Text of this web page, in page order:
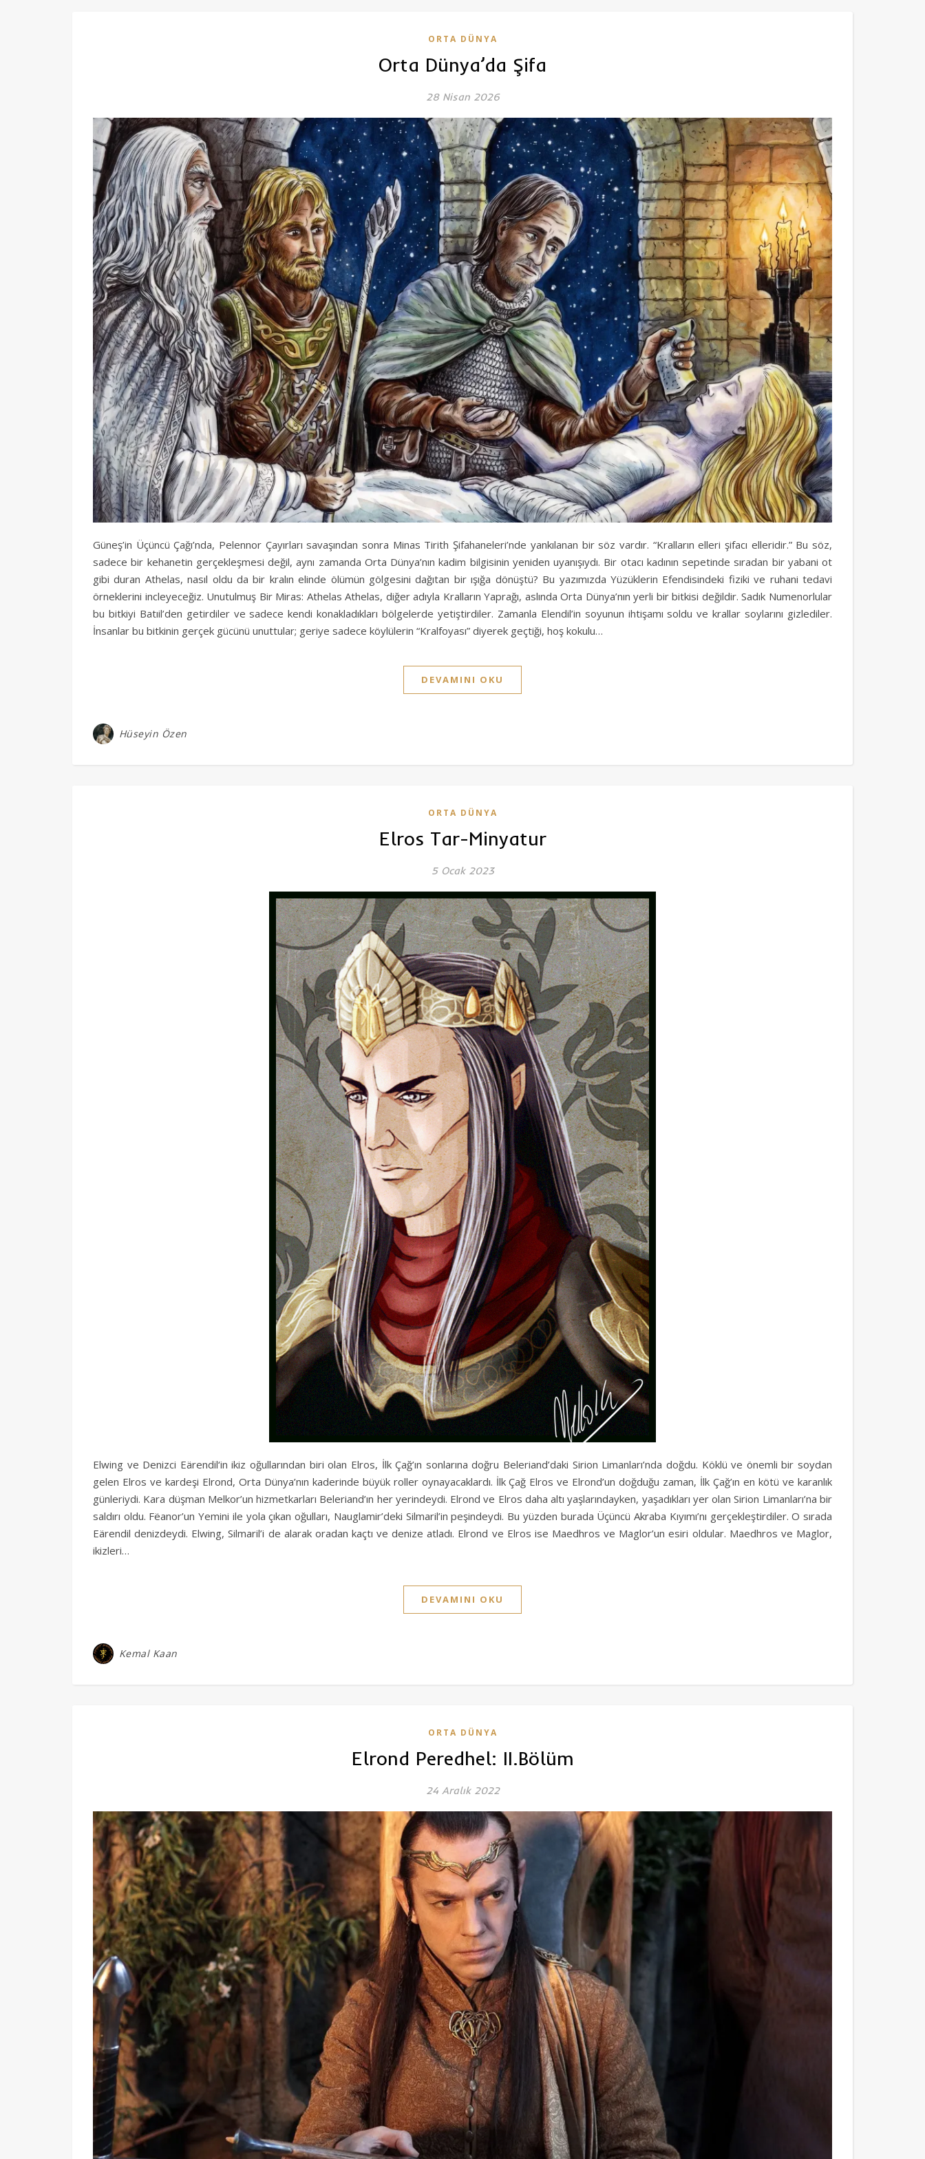
ORTA DÜNYA
Orta Dünya’da Şifa
28 Nisan 2026
Güneş’in Üçüncü Çağı’nda, Pelennor Çayırları savaşından sonra Minas Tirith Şifahaneleri’nde yankılanan bir söz vardır. “Kralların elleri şifacı elleridir.” Bu söz,
sadece bir kehanetin gerçekleşmesi değil, aynı zamanda Orta Dünya’nın kadim bilgisinin yeniden uyanışıydı. Bir otacı kadının sepetinde sıradan bir yabani ot
gibi duran Athelas, nasıl oldu da bir kralın elinde ölümün gölgesini dağıtan bir ışığa dönüştü? Bu yazımızda Yüzüklerin Efendisindeki fiziki ve ruhani tedavi
örneklerini incleyeceğiz. Unutulmuş Bir Miras: Athelas Athelas, diğer adıyla Kralların Yaprağı, aslında Orta Dünya’nın yerli bir bitkisi değildir. Sadık Numenorlular
bu bitkiyi Batıil’den getirdiler ve sadece kendi konakladıkları bölgelerde yetiştirdiler. Zamanla Elendil’in soyunun ihtişamı soldu ve krallar soylarını gizlediler.
İnsanlar bu bitkinin gerçek gücünü unuttular; geriye sadece köylülerin “Kralfoyası” diyerek geçtiği, hoş kokulu…
DEVAMINI OKU
Hüseyin Özen
ORTA DÜNYA
Elros Tar-Minyatur
5 Ocak 2023
Elwing ve Denizci Eärendil‘in ikiz oğullarından biri olan Elros, İlk Çağ’ın sonlarına doğru Beleriand’daki Sirion Limanları’nda doğdu. Köklü ve önemli bir soydan
gelen Elros ve kardeşi Elrond, Orta Dünya’nın kaderinde büyük roller oynayacaklardı. İlk Çağ Elros ve Elrond’un doğduğu zaman, İlk Çağ’ın en kötü ve karanlık
günleriydi. Kara düşman Melkor’un hizmetkarları Beleriand’ın her yerindeydi. Elrond ve Elros daha altı yaşlarındayken, yaşadıkları yer olan Sirion Limanları’na bir
saldırı oldu. Fëanor’un Yemini ile yola çıkan oğulları, Nauglamir’deki Silmaril’in peşindeydi. Bu yüzden burada Üçüncü Akraba Kıyımı’nı gerçekleştirdiler. O sırada
Eärendil denizdeydi. Elwing, Silmaril’i de alarak oradan kaçtı ve denize atladı. Elrond ve Elros ise Maedhros ve Maglor’un esiri oldular. Maedhros ve Maglor,
ikizleri…
DEVAMINI OKU
Kemal Kaan
ORTA DÜNYA
Elrond Peredhel: II.Bölüm
24 Aralık 2022